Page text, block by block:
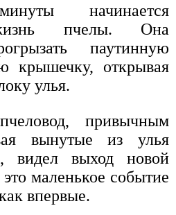
начинается
пчелы. Она
паутинную
крышечку, открывая
улья.
привычным
вынутые из улья
видел выход новой
маленькое событие
впервые.